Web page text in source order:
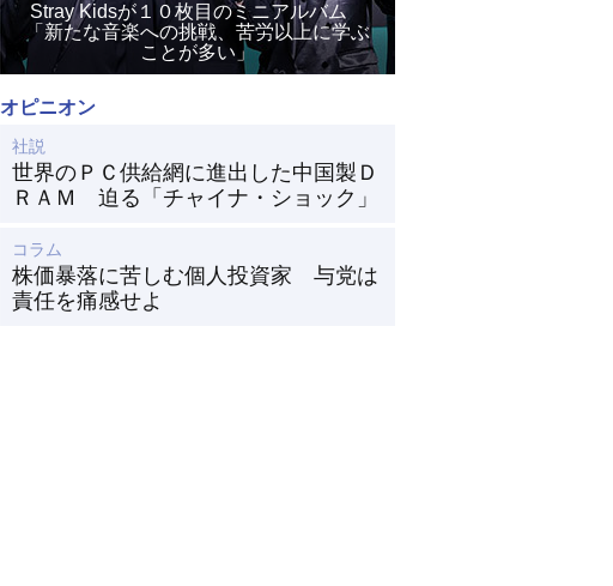
Stray Kidsが１０枚目のミニアルバム
「新たな音楽への挑戦、苦労以上に学ぶ
ことが多い」
オピニオン
社説
世界のＰＣ供給網に進出した中国製Ｄ
ＲＡＭ 迫る「チャイナ・ショック」
コラム
株価暴落に苦しむ個人投資家 与党は
責任を痛感せよ